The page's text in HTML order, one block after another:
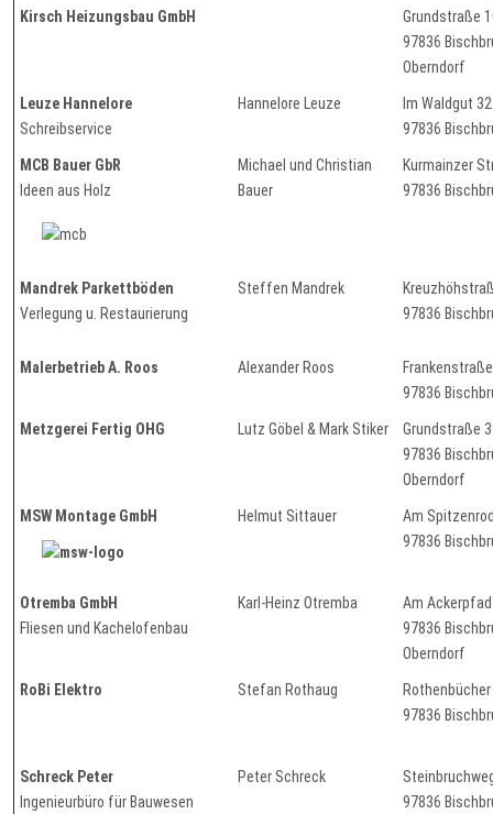
Kirsch Heizungsbau GmbH
Grundstraße
97836
Oberndorf
Leuze Hannelore
Schreibservice
Hannelore Leuze
Im Waldgut 32
97836
MCB Bauer GbR
Ideen aus Holz
Michael und Christian
Bauer
Kurmainzer
97836
Mandrek Parkettböden
Verlegung u. Restaurierung
Steffen Mandrek
97836
Malerbetrieb A. Roos Alexander Roos
97836
Metzgerei Fertig OHG Lutz Göbel & Mark Stiker
Grundstraße
97836
Oberndorf
MSW Montage GmbH Helmut Sittauer
Am
97836
Otremba GmbH
Fliesen und Kachelofenbau
Karl-Heinz Otremba
Am
97836
Oberndorf
RoBi Elektro Stefan Rothaug
97836
Schreck Peter
Ingenieurbüro für Bauwesen
Peter Schreck
97836